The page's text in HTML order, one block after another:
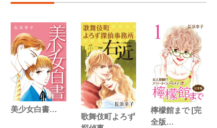
美少女白書…
歌舞伎町よろず
檸檬館まで [完
全版…